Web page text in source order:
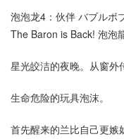
泡泡龙4：伙伴 バブルボ
The Baron is Back! 泡泡
星光皎洁的夜晚。从窗外
生命危险的玩具泡沫。
首先醒来的兰比自己更嫉